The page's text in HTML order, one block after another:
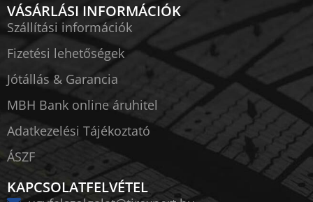
VÁSÁRLÁSI INFORMÁCIÓK
Szállítási információk
Fizetési lehetőségek
Jótállás & Garancia
MBH Bank online áruhitel
Adatkezelési Tájékoztató
ÁSZF
KAPCSOLATFELVÉTEL